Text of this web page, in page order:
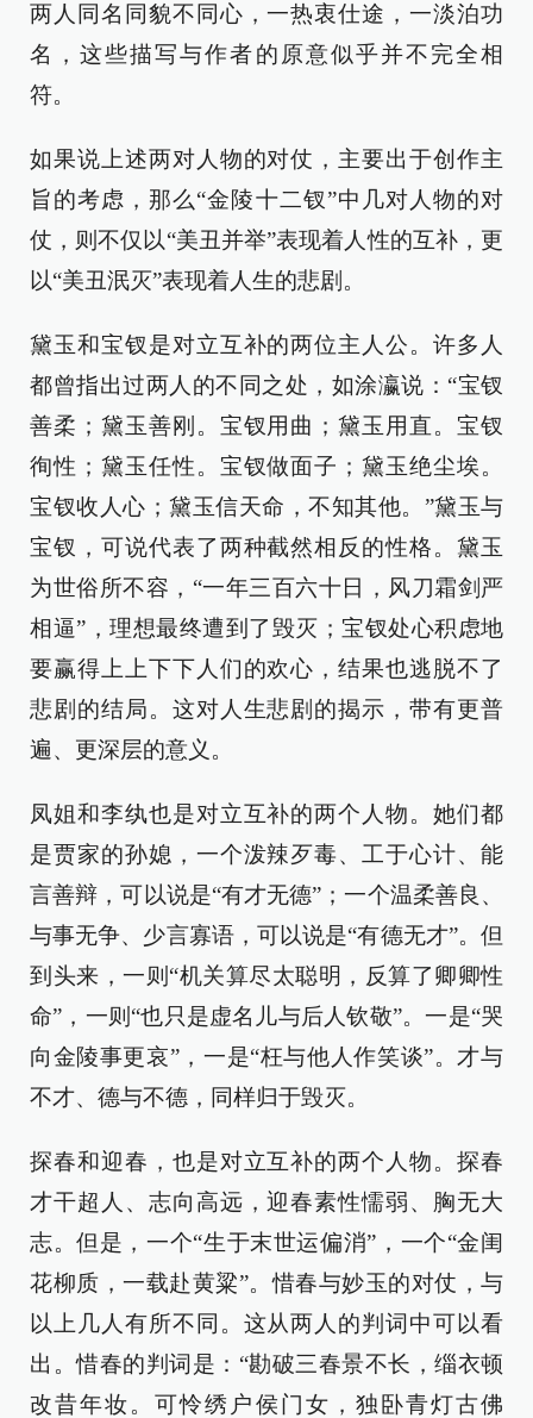
两人同名同貌不同心，一热衷仕途，一淡泊功
名，这些描写与作者的原意似乎并不完全相
符。
如果说上述两对人物的对仗，主要出于创作主
旨的考虑，那么“金陵十二钗”中几对人物的对
仗，则不仅以“美丑并举”表现着人性的互补，更
以“美丑泯灭”表现着人生的悲剧。
黛玉和宝钗是对立互补的两位主人公。许多人
都曾指出过两人的不同之处，如涂瀛说：“宝钗
善柔；黛玉善刚。宝钗用曲；黛玉用直。宝钗
徇性；黛玉任性。宝钗做面子；黛玉绝尘埃。
宝钗收人心；黛玉信天命，不知其他。”黛玉与
宝钗，可说代表了两种截然相反的性格。黛玉
为世俗所不容，“一年三百六十日，风刀霜剑严
相逼”，理想最终遭到了毁灭；宝钗处心积虑地
要赢得上上下下人们的欢心，结果也逃脱不了
悲剧的结局。这对人生悲剧的揭示，带有更普
遍、更深层的意义。
凤姐和李纨也是对立互补的两个人物。她们都
是贾家的孙媳，一个泼辣歹毒、工于心计、能
言善辩，可以说是“有才无德”；一个温柔善良、
与事无争、少言寡语，可以说是“有德无才”。但
到头来，一则“机关算尽太聪明，反算了卿卿性
命”，一则“也只是虚名儿与后人钦敬”。一是“哭
向金陵事更哀”，一是“枉与他人作笑谈”。才与
不才、德与不德，同样归于毁灭。
探春和迎春，也是对立互补的两个人物。探春
才干超人、志向高远，迎春素性懦弱、胸无大
志。但是，一个“生于末世运偏消”，一个“金闺
花柳质，一载赴黄粱”。惜春与妙玉的对仗，与
以上几人有所不同。这从两人的判词中可以看
出。惜春的判词是：“勘破三春景不长，缁衣顿
改昔年妆。可怜绣户侯门女，独卧青灯古佛